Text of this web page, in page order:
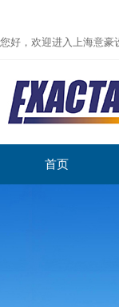
您好，欢迎进入上海意豪
首页